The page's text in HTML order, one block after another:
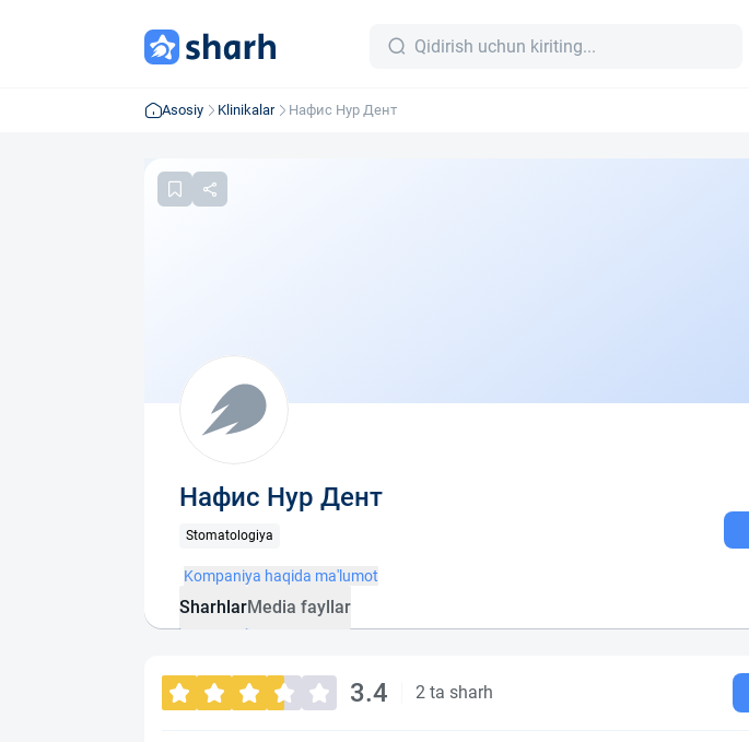
Asosiy Klinikalar Нафис Нур Дент
Нафис Нур Дент
Stomatologiya
Kompaniya haqida ma'lumot
SharhlarMedia fayllar
3.4 2 ta sharh